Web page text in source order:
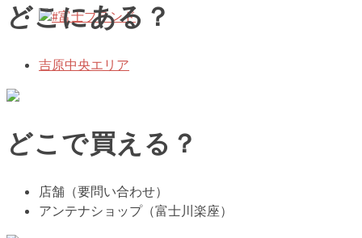
#富士ブランド
どこにある？
吉原中央エリア
どこで買える？
店舗（要問い合わせ）
アンテナショップ（富士川楽座）